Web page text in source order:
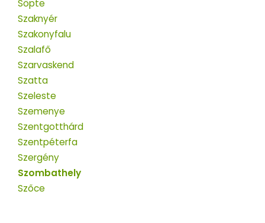
Söpte
Szaknyér
Szakonyfalu
Szalafő
Szarvaskend
Szatta
Szeleste
Szemenye
Szentgotthárd
Szentpéterfa
Szergény
Szombathely
Szőce